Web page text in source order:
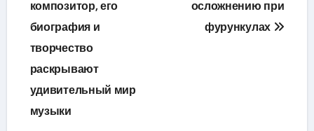
записям
композитор, его
биография и
творчество
раскрывают
удивительный мир
музыки
осложнению при
фурункулах